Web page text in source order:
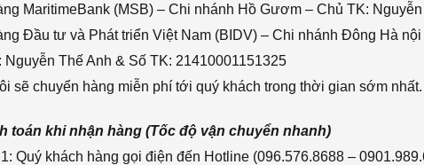
MaritimeBank (MSB) – Chi nhánh Hồ Gươm – Chủ TK:
Đầu tư và Phát triển Việt Nam (BIDV) – Chi nhánh Đông Hà nội
Nguyễn Thế Anh & Số TK: 21410001151325
sẽ chuyển hàng miễn phí tới quý khách trong thời gian sớm nhất.
toán khi nhận hàng (Tốc độ vận chuyển nhanh)
Quý khách hàng gọi điện đến Hotline (096.576.8688 –